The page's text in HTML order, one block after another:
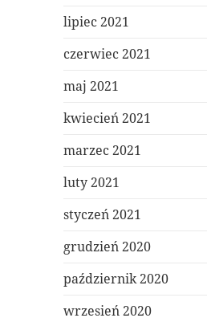
lipiec 2021
czerwiec 2021
maj 2021
kwiecień 2021
marzec 2021
luty 2021
styczeń 2021
grudzień 2020
październik 2020
wrzesień 2020